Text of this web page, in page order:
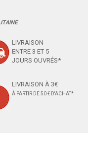
LIVRAISON
ENTRE 3 ET 5
JOURS OUVRÉS*
LIVRAISON À 3€
À PARTIR DE 50 € D'ACHAT*